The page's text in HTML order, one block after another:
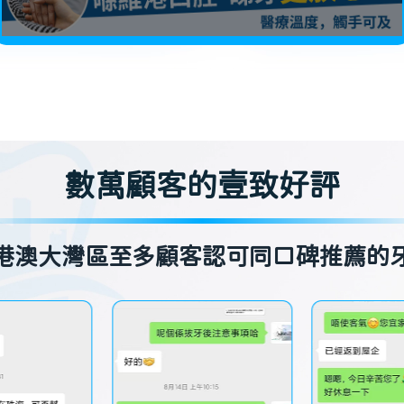
數萬顧客的壹致好評
澳大灣區至多顧客認可同口碑推薦的